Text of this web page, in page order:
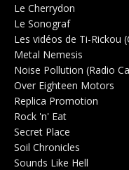
Le Cherrydon
Le SonografSalle de
Les vidéos de Ti-Rickou
Metal Nemesis
Noise Pollution (Radio
Over Eighteen Motors
Replica Promotion
Rock 'n' Eat
Secret Place
Soil Chronicles
Sounds Like Hell